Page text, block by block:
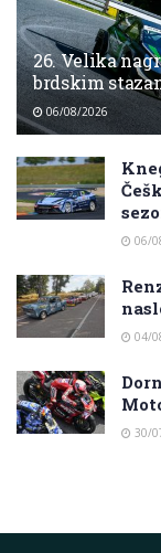
26. Velika
brdskim
06/08/2026
06/
04/
30/